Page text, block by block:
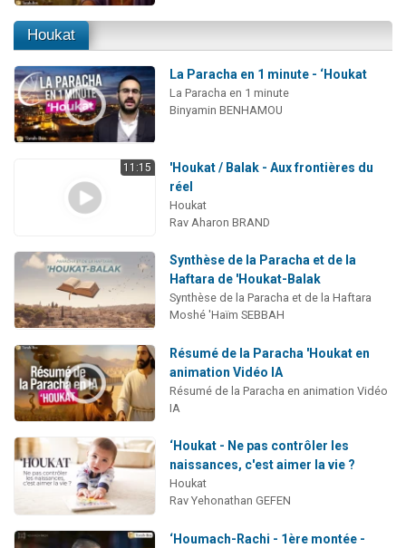
Houkat
La Paracha en 1 minute - ‘Houkat
La Paracha en 1 minute
Binyamin BENHAMOU
11:15
'Houkat / Balak - Aux frontières du
réel
Houkat
Rav Aharon BRAND
Synthèse de la Paracha et de la
Haftara de 'Houkat-Balak
Synthèse de la Paracha et de la Haftara
Moshé 'Haïm SEBBAH
Résumé de la Paracha 'Houkat en
animation Vidéo IA
Résumé de la Paracha en animation Vidéo
IA
‘Houkat - Ne pas contrôler les
naissances, c'est aimer la vie ?
Houkat
Rav Yehonathan GEFEN
‘Houmach-Rachi - 1ère montée -